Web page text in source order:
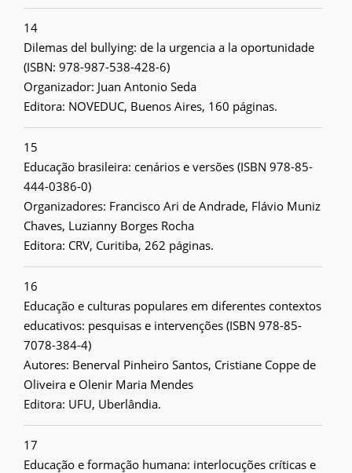
14
Dilemas del bullying: de la urgencia a la oportunidade
(ISBN: 978-987-538-428-6)
Organizador: Juan Antonio Seda
Editora: NOVEDUC, Buenos Aires, 160 páginas.
15
Educação brasileira: cenários e versões (ISBN 978-85-
444-0386-0)
Organizadores: Francisco Ari de Andrade, Flávio Muniz
Chaves, Luzianny Borges Rocha
Editora: CRV, Curitiba, 262 páginas.
16
Educação e culturas populares em diferentes contextos
educativos: pesquisas e intervenções (ISBN 978-85-
7078-384-4)
Autores: Benerval Pinheiro Santos, Cristiane Coppe de
Oliveira e Olenir Maria Mendes
Editora: UFU, Uberlândia.
17
Educação e formação humana: interlocuções críticas e